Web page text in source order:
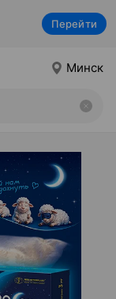
Перейти
Минск